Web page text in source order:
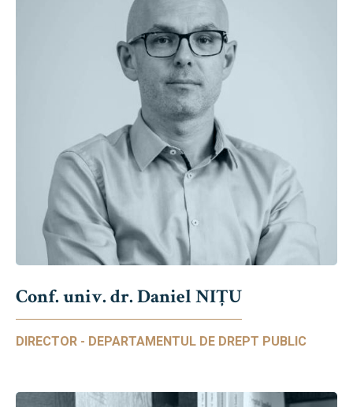
Conf. univ. dr. Daniel NIŢU
DIRECTOR - DEPARTAMENTUL DE DREPT PUBLIC